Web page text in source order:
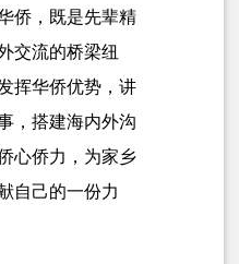
侨，既是先辈精
交流的桥梁纽
挥华侨优势，讲
，搭建海内外沟
心侨力，为家乡
自己的一份力